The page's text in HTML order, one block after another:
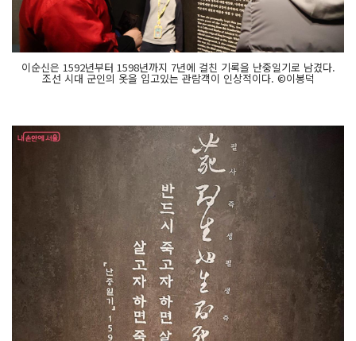
이순신은 1592년부터 1598년까지 7년에 걸친 기록을 난중일기로 남겼다.
조선 시대 군인의 옷을 입고있는 관람객이 인상적이다. ©이봉덕